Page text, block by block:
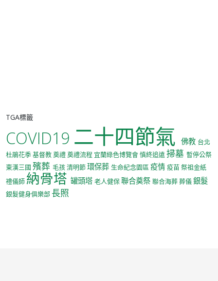
TGA標籤
COVID19 二十四節氣 佛教 台北
杜鵑花季基督教奠禮奠禮流程 宜蘭綠色博覽會慎終追遠掃墓 暫停公祭
東漢三國 殯葬 毛孩清明節環保葬 生命紀念園區 疫情 疫苗祭祖金紙
禮儀師 納骨塔 罐頭塔 老人健保聯合奠祭 聯合海葬葬儀銀髮
銀髮健身俱樂部 長照